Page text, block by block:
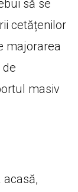
să se
cetățenilor
majorarea
masiv
acasă,